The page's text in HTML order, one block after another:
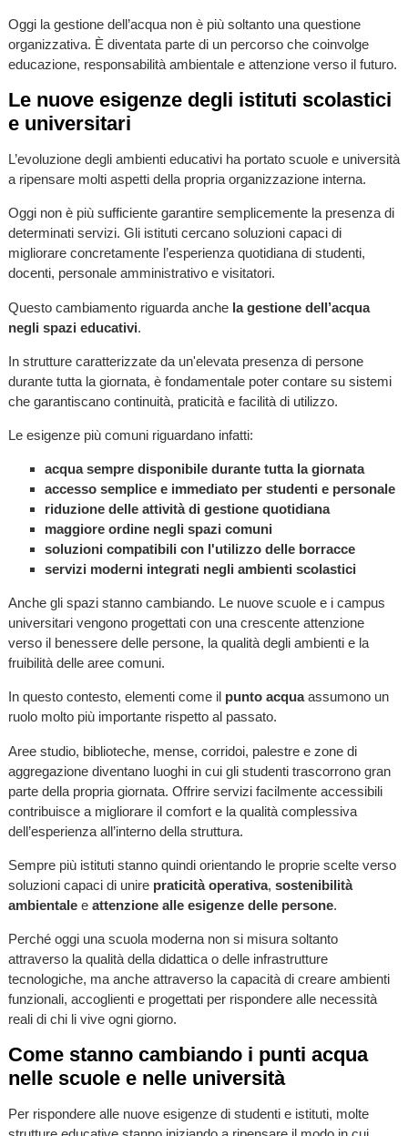
Oggi la gestione dell’acqua non è più soltanto una questione
organizzativa. È diventata parte di un percorso che coinvolge
educazione, responsabilità ambientale e attenzione verso il futuro.
Le nuove esigenze degli istituti scolastici
e universitari
L’evoluzione degli ambienti educativi ha portato scuole e università
a ripensare molti aspetti della propria organizzazione interna.
Oggi non è più sufficiente garantire semplicemente la presenza di
determinati servizi. Gli istituti cercano soluzioni capaci di
migliorare concretamente l’esperienza quotidiana di studenti,
docenti, personale amministrativo e visitatori.
Questo cambiamento riguarda anche la gestione dell’acqua
negli spazi educativi.
In strutture caratterizzate da un'elevata presenza di persone
durante tutta la giornata, è fondamentale poter contare su sistemi
che garantiscano continuità, praticità e facilità di utilizzo.
Le esigenze più comuni riguardano infatti:
acqua sempre disponibile durante tutta la giornata
accesso semplice e immediato per studenti e personale
riduzione delle attività di gestione quotidiana
maggiore ordine negli spazi comuni
soluzioni compatibili con l'utilizzo delle borracce
servizi moderni integrati negli ambienti scolastici
Anche gli spazi stanno cambiando. Le nuove scuole e i campus
universitari vengono progettati con una crescente attenzione
verso il benessere delle persone, la qualità degli ambienti e la
fruibilità delle aree comuni.
In questo contesto, elementi come il punto acquaassumono un
ruolo molto più importante rispetto al passato.
Aree studio, biblioteche, mense, corridoi, palestre e zone di
aggregazione diventano luoghi in cui gli studenti trascorrono gran
parte della propria giornata. Offrire servizi facilmente accessibili
contribuisce a migliorare il comfort e la qualità complessiva
dell’esperienza all’interno della struttura.
Sempre più istituti stanno quindi orientando le proprie scelte verso
soluzioni capaci di unire praticità operativa, sostenibilità
ambientalee attenzione alle esigenze delle persone.
Perché oggi una scuola moderna non si misura soltanto
attraverso la qualità della didattica o delle infrastrutture
tecnologiche, ma anche attraverso la capacità di creare ambienti
funzionali, accoglienti e progettati per rispondere alle necessità
reali di chi li vive ogni giorno.
Come stanno cambiando i punti acqua
nelle scuole e nelle università
Per rispondere alle nuove esigenze di studenti e istituti, molte